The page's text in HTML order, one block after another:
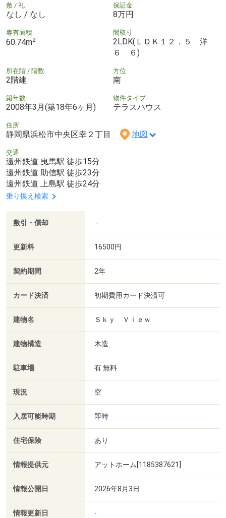
敷 / 礼
なし / なし
保証金
8万円
専有面積
60.74m2
間取り
2LDK(ＬＤＫ１２．５ 洋
６ ６)
所在階 / 階数
2階建
方位
南
築年数
2008年3月(築18年6ヶ月)
物件タイプ
テラスハウス
住所
静岡県浜松市中央区幸２丁目 地図
交通
遠州鉄道 曳馬駅 徒歩15分
遠州鉄道 助信駅 徒歩23分
遠州鉄道 上島駅 徒歩24分
乗り換え検索
敷引・償却 -
更新料 16500円
契約期間 2年
カード決済 初期費用カード決済可
建物名 Ｓｋｙ Ｖｉｅｗ
建物構造 木造
駐車場 有 無料
現況 空
入居可能時期 即時
住宅保険 あり
情報提供元 アットホーム[1185387621]
情報公開日 2026年8月3日
情報更新日 -